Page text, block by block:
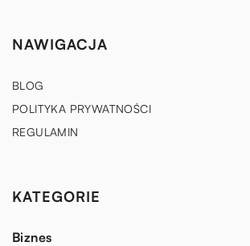
NAWIGACJA
BLOG
POLITYKA PRYWATNOŚCI
REGULAMIN
KATEGORIE
Biznes